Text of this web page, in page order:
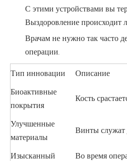
С этими устройствами вы
Выздоровление происходит
Врачам не нужно так часто
операции.
Тип инновации
Описание
Биоактивные
покрытия
Кость
Улучшенные
материалы
Винты служат
Изысканный
Во время